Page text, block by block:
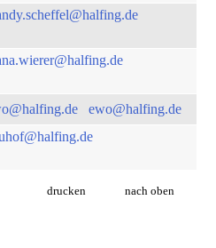
ewo@halfing.de
drucken nach oben